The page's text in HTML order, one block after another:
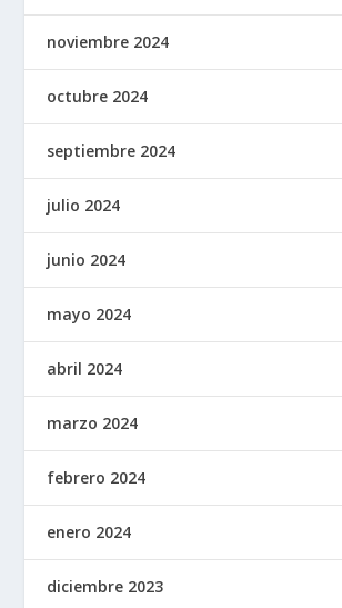
noviembre 2024
octubre 2024
septiembre 2024
julio 2024
junio 2024
mayo 2024
abril 2024
marzo 2024
febrero 2024
enero 2024
diciembre 2023